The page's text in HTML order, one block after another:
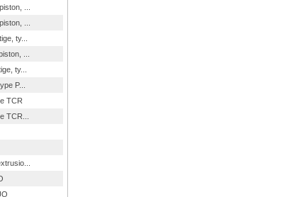
...
...
ty...
...
ty...
P...
TCR
TCR...